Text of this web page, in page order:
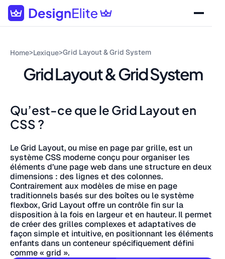
Home>Lexique>Grid Layout & Grid System
Grid Layout & Grid System
Qu’est-ce que le Grid Layout en
CSS ?
Le Grid Layout, ou mise en page par grille, est un
système CSS moderne conçu pour organiser les
éléments d’une page web dans une structure en deux
dimensions : des lignes et des colonnes.
Contrairement aux modèles de mise en page
traditionnels basés sur des boîtes ou le système
flexbox, Grid Layout offre un contrôle fin sur la
disposition à la fois en largeur et en hauteur. Il permet
de créer des grilles complexes et adaptatives de
façon simple et intuitive, en positionnant les éléments
enfants dans un conteneur spécifiquement défini
comme « grid ».